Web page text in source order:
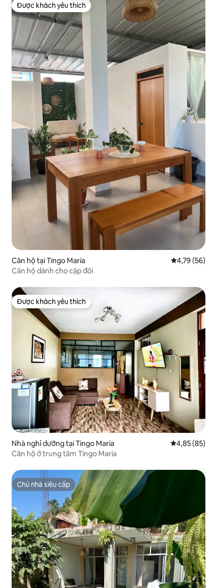
Được khách yêu thích
Được khách yêu thích
Căn hộ tại Tingo María Xếp hạng
4,79 (56)
Căn hộ dành cho cặp đôi
Được khách yêu thích
Được khách yêu thích
Nhà nghỉ dưỡng tại Tingo María Xếp hạng
4,85 (85)
Căn hộ ở trung tâm Tingo Maria
Chủ nhà siêu cấp
Chủ nhà siêu cấp